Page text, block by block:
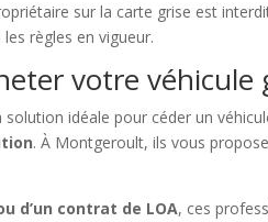
sur la carte grise est
règles en vigueur.
votre véhicule
solution idéale pour céder un
. À Montgeroult, ils vous
d’un contrat de LOA, ces